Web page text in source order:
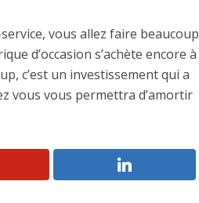
vous allez faire beaucoup
d’occasion s’achète encore à
c’est un investissement qui a
vous vous permettra d’amortir